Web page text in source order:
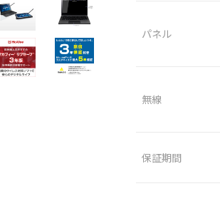
パネル
無線
保証期間